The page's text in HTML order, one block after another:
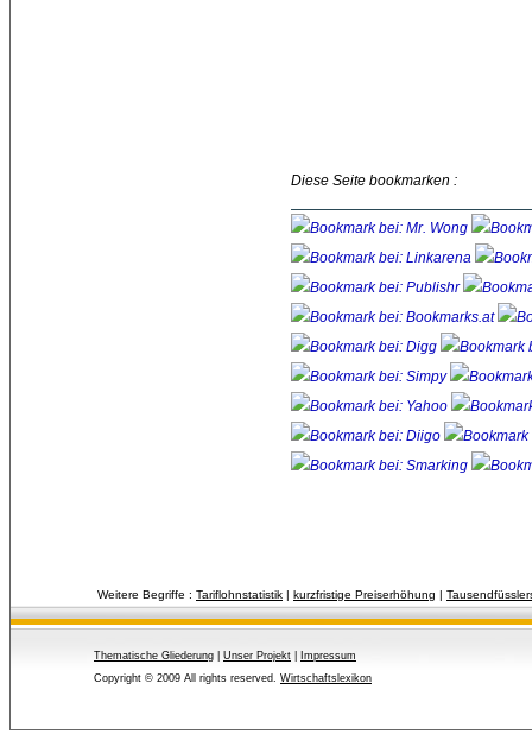
Diese Seite bookmarken :
Weitere Begriffe : Tariflohnstatistik | kurzfristige Preiserhöhung |
Thematische Gliederung Unser Projekt
Impressum
Copyright © 2009 All rights reserved. Wirtschaftslexikon